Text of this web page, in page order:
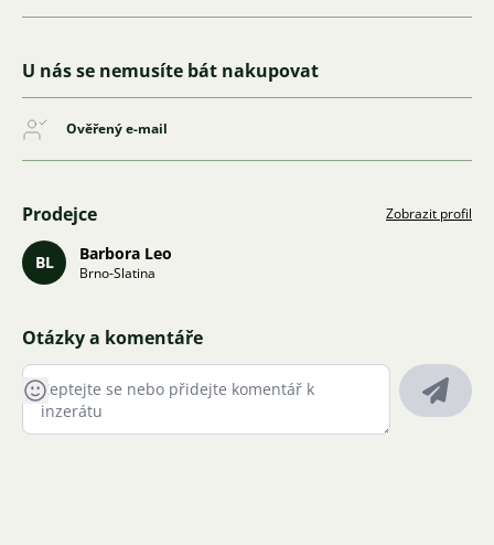
U nás se nemusíte bát nakupovat
Ověřený e-mail
Prodejce Zobrazit profil
BL Barbora Leo
Brno-Slatina
Otázky a komentáře